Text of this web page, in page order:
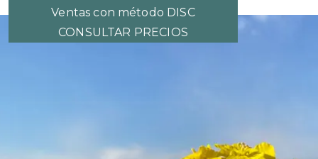
Ventas con método DISC
CONSULTAR PRECIOS